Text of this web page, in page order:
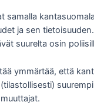
samalla
ja sen
suurelta osin
ymmärtää, että